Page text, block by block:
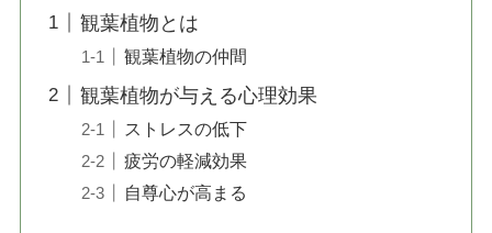
観葉植物とは
観葉植物の仲間
観葉植物が与える心理効果
ストレスの低下
疲労の軽減効果
自尊心が高まる